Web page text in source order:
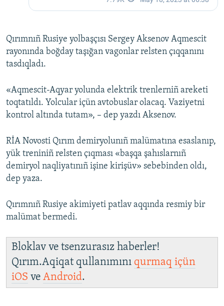
Qırımnıñ Rusiye yolbaşçısı Sergey Aksenov Aqmescit
rayonında boğday taşığan vagonlar relsten çıqqanını
tasdıqladı.
«Aqmescit-Aqyar yolunda elektrik trenlerniñ areketi
toqtatıldı. Yolcular içün avtobuslar olacaq. Vaziyetni
kontrol altında tutam», – dep yazdı Aksenov.
RİA Novosti Qırım demiryolunıñ malümatına esaslanıp,
yük treniniñ relsten çıqması «başqa şahıslarnıñ
demiryol naqliyatınıñ işine kirişüv» sebebinden oldı,
dep yaza.
Qırımnıñ Rusiye akimiyeti patlav aqqında resmiy bir
malümat bermedi.
Bloklav ve tsenzurasız haberler!
Qırım.Aqiqat qullanımını qurmaq içün
iOS ve Android.